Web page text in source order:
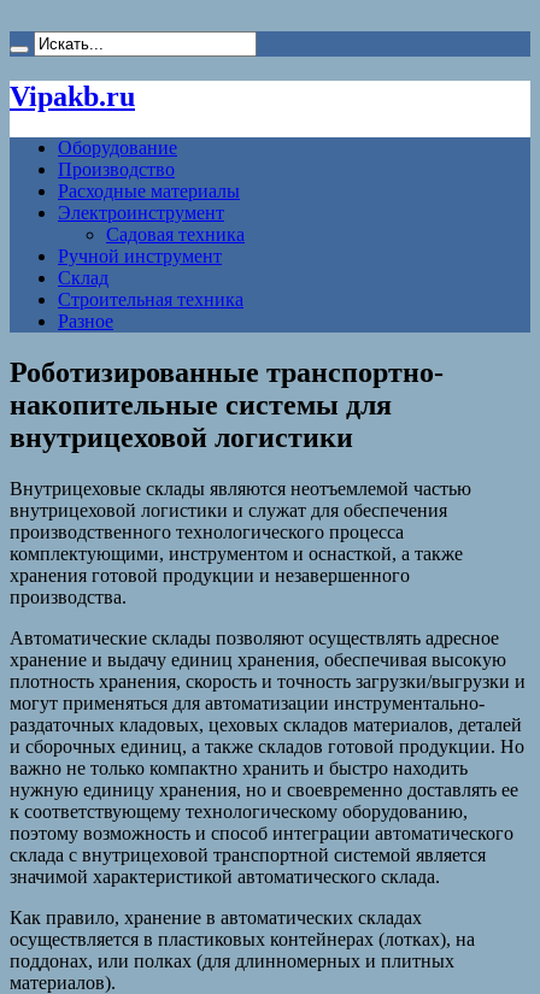
Vipakb.ru
Оборудование
Производство
Расходные материалы
Электроинструмент
Садовая техника
Ручной инструмент
Склад
Строительная техника
Разное
Роботизированные транспортно-
накопительные системы для
внутрицеховой логистики
Внутрицеховые склады являются неотъемлемой частью
внутрицеховой логистики и служат для обеспечения
производственного технологического процесса
комплектующими, инструментом и оснасткой, а также
хранения готовой продукции и незавершенного
производства.
Автоматические склады позволяют осуществлять адресное
хранение и выдачу единиц хранения, обеспечивая высокую
плотность хранения, скорость и точность загрузки/выгрузки и
могут применяться для автоматизации инструментально-
раздаточных кладовых, цеховых складов материалов, деталей
и сборочных единиц, а также складов готовой продукции. Но
важно не только компактно хранить и быстро находить
нужную единицу хранения, но и своевременно доставлять ее
к соответствующему технологическому оборудованию,
поэтому возможность и способ интеграции автоматического
склада с внутрицеховой транспортной системой является
значимой характеристикой автоматического склада.
Как правило, хранение в автоматических складах
осуществляется в пластиковых контейнерах (лотках), на
поддонах, или полках (для длинномерных и плитных
материалов).